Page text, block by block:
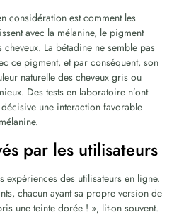
considération est comment les
avec la mélanine, le pigment
La bétadine ne semble pas
ce pigment, et par conséquent, son
naturelle des cheveux gris ou
Des tests en laboratoire n’ont
une interaction favorable
par les utilisateurs
expériences des utilisateurs en ligne.
chacun ayant sa propre version de
une teinte dorée ! », lit-on souvent.